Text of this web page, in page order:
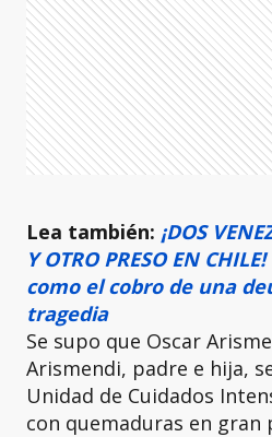
Lea también: ¡DOS
Y OTRO PRESO EN
como el cobro de una
tragedia
Se supo que Oscar
Arismendi, padre e hija,
Unidad de Cuidados
con quemaduras en gran